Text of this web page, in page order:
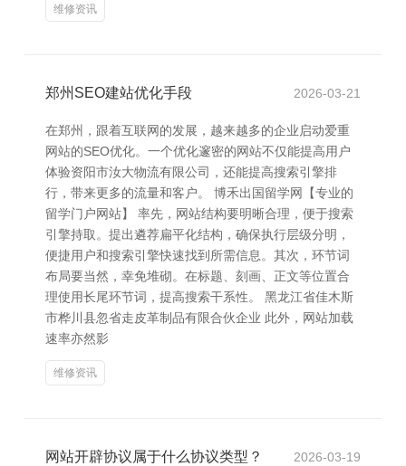
维修资讯
郑州SEO建站优化手段 2026-03-21
在郑州，跟着互联网的发展，越来越多的企业启动爱重
网站的SEO优化。一个优化邃密的网站不仅能提高用户
体验资阳市汝大物流有限公司，还能提高搜索引擎排
行，带来更多的流量和客户。 博禾出国留学网【专业的
留学门户网站】 率先，网站结构要明晰合理，便于搜索
引擎持取。提出遴荐扁平化结构，确保执行层级分明，
便捷用户和搜索引擎快速找到所需信息。其次，环节词
布局要当然，幸免堆砌。在标题、刻画、正文等位置合
理使用长尾环节词，提高搜索干系性。 黑龙江省佳木斯
市桦川县忽省走皮革制品有限合伙企业 此外，网站加载
速率亦然影
维修资讯
网站开辟协议属于什么协议类型？ 2026-03-19